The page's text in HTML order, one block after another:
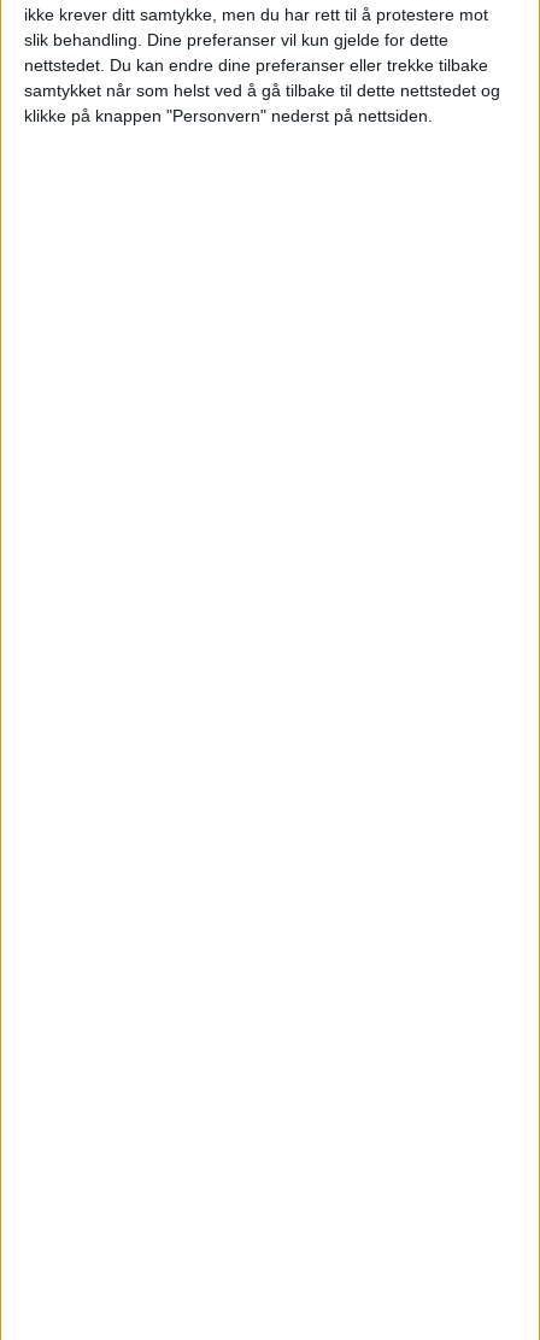
ikke krever ditt samtykke, men du har rett til å protestere mot
slik behandling. Dine preferanser vil kun gjelde for dette
nettstedet. Du kan endre dine preferanser eller trekke tilbake
samtykket når som helst ved å gå tilbake til dette nettstedet og
klikke på knappen "Personvern" nederst på nettsiden.
Snart skal onsdagens høydare begynne, og
lokalet fylles av ivrige gjester og etter
hvert tomme ølglass. Gamle avisutklipp fra